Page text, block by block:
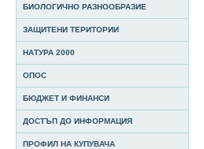
БИОЛОГИЧНО РАЗНООБРАЗИЕ
ЗАЩИТЕНИ ТЕРИТОРИИ
НАТУРА 2000
ОПОС
БЮДЖЕТ И ФИНАНСИ
ДОСТЪП ДО ИНФОРМАЦИЯ
ПРОФИЛ НА КУПУВАЧА